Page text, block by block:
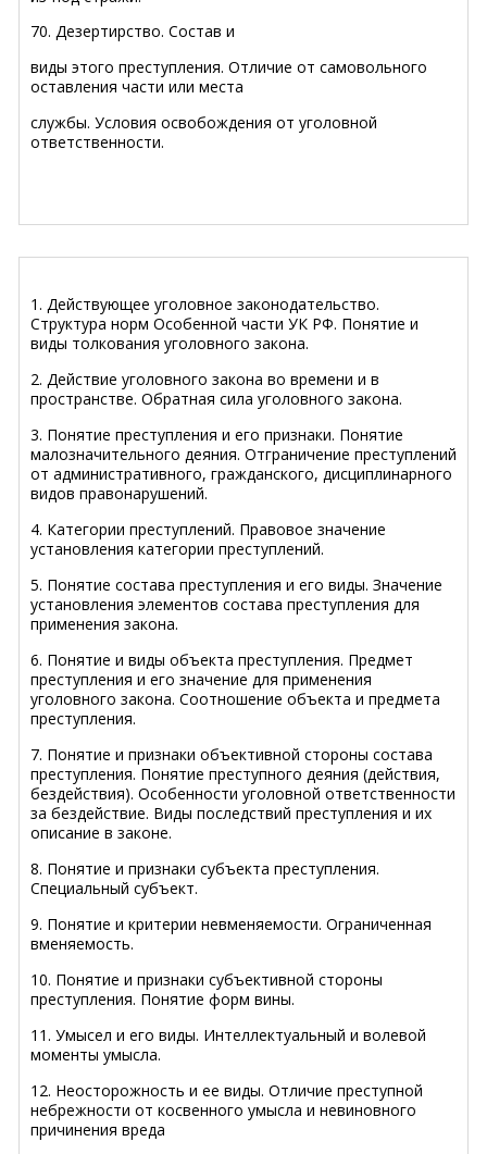
70. Дезертирство. Состав и
виды этого преступления. Отличие от самовольного
оставления части или места
службы. Условия освобождения от уголовной
ответственности.
1. Действующее уголовное законодательство.
Структура норм Особенной части УК РФ. Понятие и
виды толкования уголовного закона.
2. Действие уголовного закона во времени и в
пространстве. Обратная сила уголовного закона.
3. Понятие преступления и его признаки. Понятие
малозначительного деяния. Отграничение преступлений
от административного, гражданского, дисциплинарного
видов правонарушений.
4. Категории преступлений. Правовое значение
установления категории преступлений.
5. Понятие состава преступления и его виды. Значение
установления элементов состава преступления для
применения закона.
6. Понятие и виды объекта преступления. Предмет
преступления и его значение для применения
уголовного закона. Соотношение объекта и предмета
преступления.
7. Понятие и признаки объективной стороны состава
преступления. Понятие преступного деяния (действия,
бездействия). Особенности уголовной ответственности
за бездействие. Виды последствий преступления и их
описание в законе.
8. Понятие и признаки субъекта преступления.
Специальный субъект.
9. Понятие и критерии невменяемости. Ограниченная
вменяемость.
10. Понятие и признаки субъективной стороны
преступления. Понятие форм вины.
11. Умысел и его виды. Интеллектуальный и волевой
моменты умысла.
12. Неосторожность и ее виды. Отличие преступной
небрежности от косвенного умысла и невиновного
причинения вреда